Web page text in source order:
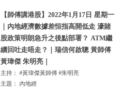
【師傅講港股】2022年1月17日 星期一
｜內地經濟數據差恒指高開低走 濠賭
股政策明朗急升之後點部署？ ATM繼
續回吐走唔走？｜瑞信何啟聰 黃師傅
黃瑋傑 朱明亮｜
主持： #黃瑋傑黃師傅 #朱明亮
主題： 內地經